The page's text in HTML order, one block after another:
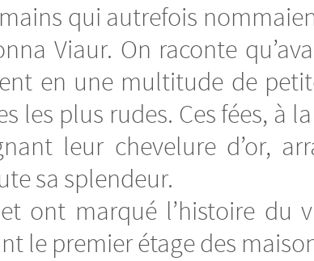
qui autrefois
Viaur. On raconte
en une multitude de
les plus rudes. Ces fées, à
leur chevelure d’or,
sa splendeur.
ont marqué l’histoire
le premier étage des